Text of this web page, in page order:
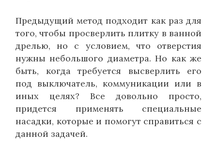
Предыдущий метод подходит как раз для
того, чтобы просверлить плитку в ванной
дрелью, но с условием, что отверстия
нужны небольшого диаметра. Но как же
быть, когда требуется высверлить его
под выключатель, коммуникации или в
иных целях? Все довольно просто,
придется применять специальные
насадки, которые и помогут справиться с
данной задачей.